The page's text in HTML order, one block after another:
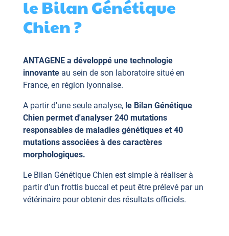
le Bilan Génétique
Chien ?
ANTAGENE a développé une technologie
innovante au sein de son laboratoire situé en
France, en région lyonnaise.
A partir d'une seule analyse, le Bilan Génétique
Chien permet d'analyser 240 mutations
responsables de maladies génétiques et 40
mutations associées à des caractères
morphologiques.
Le Bilan Génétique Chien est simple à réaliser à
partir d’un frottis buccal et peut être prélevé par un
vétérinaire pour obtenir des résultats officiels.